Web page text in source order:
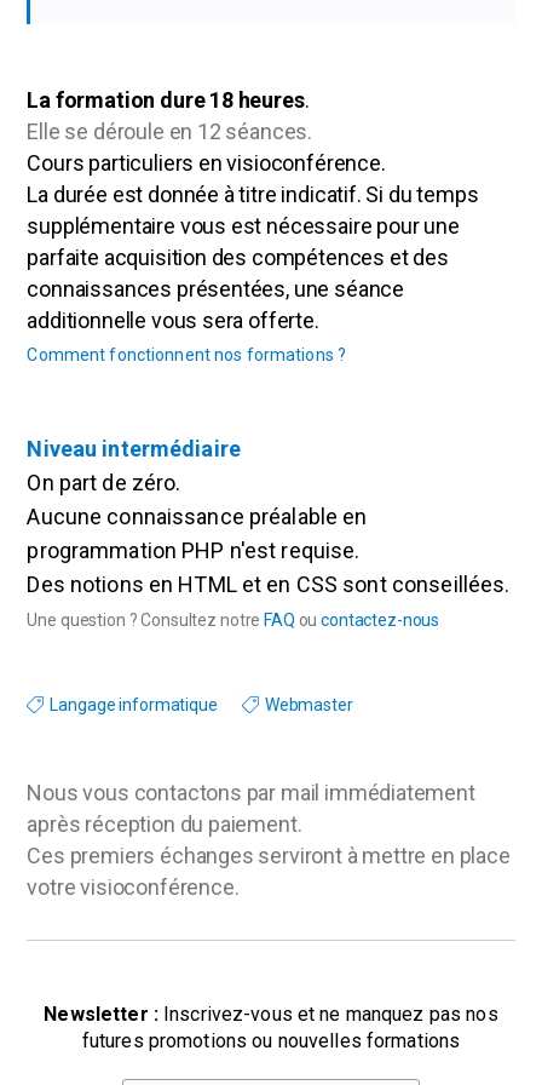
La formation dure 18 heures.
Elle se déroule en 12 séances.
Cours particuliers en visioconférence.
La durée est donnée à titre indicatif. Si du temps
supplémentaire vous est nécessaire pour une
parfaite acquisition des compétences et des
connaissances présentées, une séance
additionnelle vous sera offerte.
Comment fonctionnent nos formations ?
Niveau intermédiaire
On part de zéro.
Aucune connaissance préalable en
programmation PHP n'est requise.
Des notions en HTML et en CSS sont conseillées.
Une question ? Consultez notre FAQ oucontactez-nous
Langage informatique Webmaster
Nous vous contactons par mail immédiatement
après réception du paiement.
Ces premiers échanges serviront à mettre en place
votre visioconférence.
Newsletter : Inscrivez-vous et ne manquez pas nos
futures promotions ou nouvelles formations